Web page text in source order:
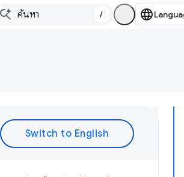
/